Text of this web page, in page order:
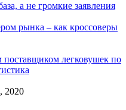
а не громкие заявления
рынка – как кроссоверы
легковушек по
2020